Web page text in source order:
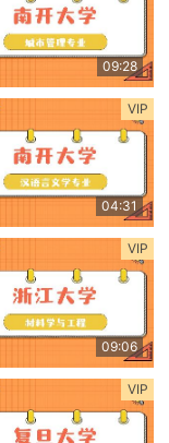
09:28
VIP
04:31
VIP
09:06
VIP